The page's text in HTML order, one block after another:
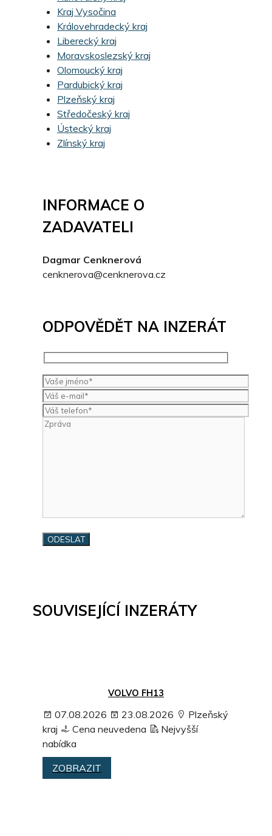
Kraj Vysočina
Královehradecký kraj
Liberecký kraj
Moravskoslezský kraj
Olomoucký kraj
Pardubický kraj
Plzeňský kraj
Středočeský kraj
Ústecký kraj
Zlínský kraj
INFORMACE O
ZADAVATELI
Dagmar Cenknerová
cenknerova@cenknerova.cz
ODPOVĚDĚT NA INZERÁT
SOUVISEJÍCÍ INZERÁTY
VOLVO FH13
07.08.2026 23.08.2026
Plzeňský
kraj
Cena neuvedena
Nejvyšší
nabídka
ZOBRAZIT